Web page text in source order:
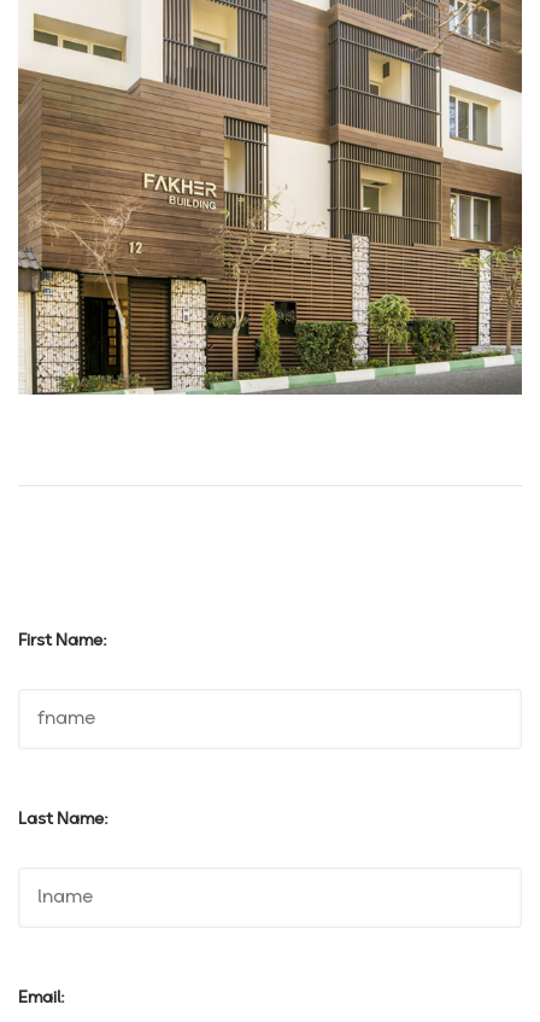
First Name:
Last Name:
Email: